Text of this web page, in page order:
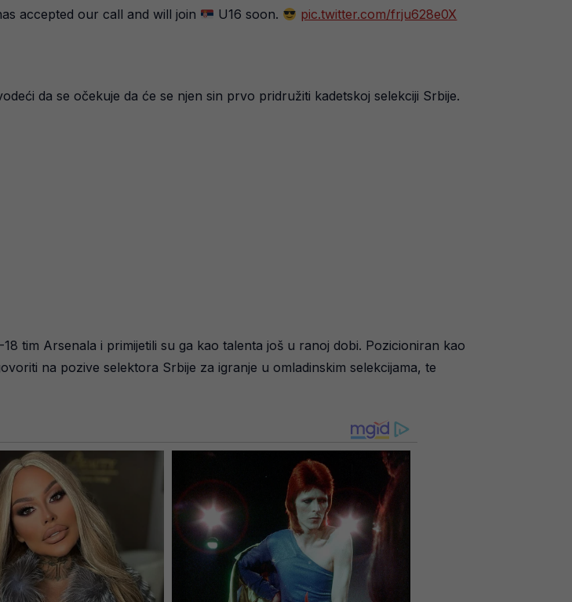
accepted our call and will join U16 soon. pic.twitter.com/frju628e0X
da se očekuje da će se njen sin prvo pridružiti kadetskoj selekciji Srbije.
tim Arsenala i primijetili su ga kao talenta još u ranoj dobi. Pozicioniran kao
na pozive selektora Srbije za igranje u omladinskim selekcijama, te